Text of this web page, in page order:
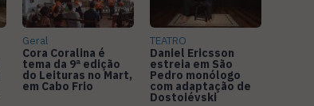
Geral
Cora Coralina é
tema da 9ª edição
do Leituras no Mart,
em Cabo Frio
TEATRO
Daniel Ericsson
estreia em São
Pedro monólogo
com adaptação de
Dostoiévski